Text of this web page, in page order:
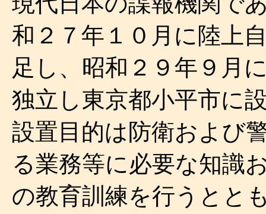
和２７年１０月に陸上
足し、昭和２９年９月
独立し東京都小平市に
設置目的は防衛および
る業務等に必要な知識
の教育訓練を行うとと